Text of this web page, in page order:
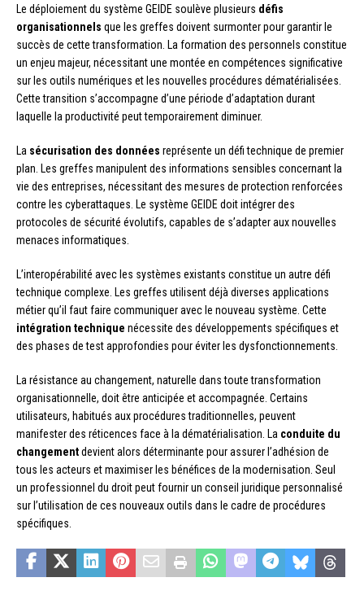
Le déploiement du système GEIDE soulève plusieurs défis
organisationnels que les greffes doivent surmonter pour garantir le
succès de cette transformation. La formation des personnels constitue
un enjeu majeur, nécessitant une montée en compétences significative
sur les outils numériques et les nouvelles procédures dématérialisées.
Cette transition s’accompagne d’une période d’adaptation durant
laquelle la productivité peut temporairement diminuer.
La sécurisation des données représente un défi technique de premier
plan. Les greffes manipulent des informations sensibles concernant la
vie des entreprises, nécessitant des mesures de protection renforcées
contre les cyberattaques. Le système GEIDE doit intégrer des
protocoles de sécurité évolutifs, capables de s’adapter aux nouvelles
menaces informatiques.
L’interopérabilité avec les systèmes existants constitue un autre défi
technique complexe. Les greffes utilisent déjà diverses applications
métier qu’il faut faire communiquer avec le nouveau système. Cette
intégration technique nécessite des développements spécifiques et
des phases de test approfondies pour éviter les dysfonctionnements.
La résistance au changement, naturelle dans toute transformation
organisationnelle, doit être anticipée et accompagnée. Certains
utilisateurs, habitués aux procédures traditionnelles, peuvent
manifester des réticences face à la dématérialisation. La conduite du
changementdevient alors déterminante pour assurer l’adhésion de
tous les acteurs et maximiser les bénéfices de la modernisation. Seul
un professionnel du droit peut fournir un conseil juridique personnalisé
sur l’utilisation de ces nouveaux outils dans le cadre de procédures
spécifiques.